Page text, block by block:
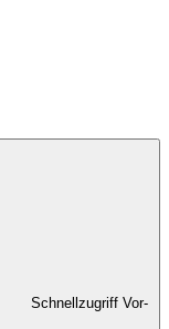
Schnellzugriff Vor-